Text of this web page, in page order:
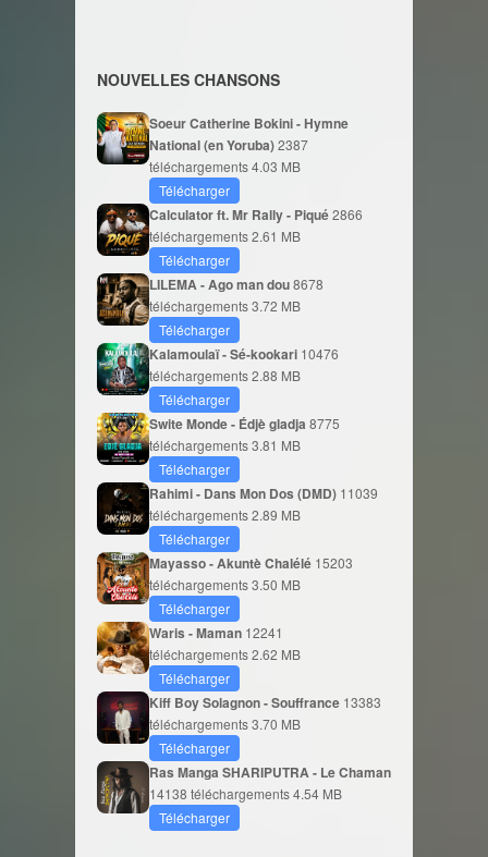
NOUVELLES CHANSONS
Soeur Catherine Bokini - Hymne
National (en Yoruba)2387
téléchargements4.03 MB
Télécharger
Calculator ft. Mr Rally - Piqué2866
téléchargements2.61 MB
Télécharger
LILEMA - Ago man dou8678
téléchargements3.72 MB
Télécharger
Kalamoulaï - Sé-kookari 10476
téléchargements2.88 MB
Télécharger
Swite Monde - Édjè gladja 8775
téléchargements3.81 MB
Télécharger
Rahimi - Dans Mon Dos (DMD) 11039
téléchargements2.89 MB
Télécharger
Mayasso - Akuntè Chalélé 15203
téléchargements3.50 MB
Télécharger
Waris - Maman 12241
téléchargements2.62 MB
Télécharger
Kiff Boy Solagnon - Souffrance 13383
téléchargements3.70 MB
Télécharger
Ras Manga SHARIPUTRA - Le Chaman
14138 téléchargements4.54 MB
Télécharger